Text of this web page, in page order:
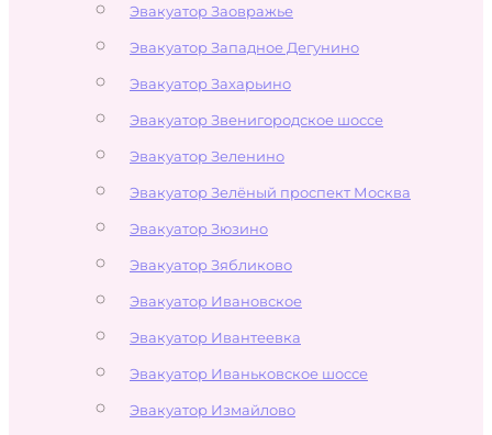
Эвакуатор Заовражье
Эвакуатор Западное Дегунино
Эвакуатор Захарьино
Эвакуатор Звенигородское шоссе
Эвакуатор Зеленино
Эвакуатор Зелёный проспект Москва
Эвакуатор Зюзино
Эвакуатор Зябликово
Эвакуатор Ивановское
Эвакуатор Ивантеевка
Эвакуатор Иваньковское шоссе
Эвакуатор Измайлово